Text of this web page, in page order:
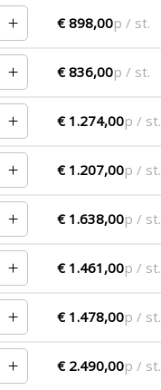
€ 898,00p / st.
€ 836,00p / st.
€ 1.274,00p / st.
€ 1.207,00p / st.
€ 1.638,00p / st.
€ 1.461,00p / st.
€ 1.478,00p / st.
€ 2.490,00p / st.